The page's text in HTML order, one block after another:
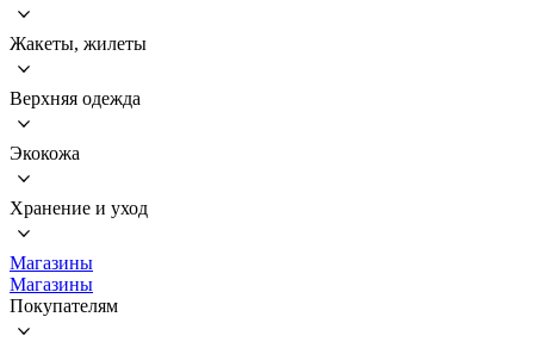
Жакеты, жилеты
Верхняя одежда
Экокожа
Хранение и уход
Магазины
Магазины
Покупателям